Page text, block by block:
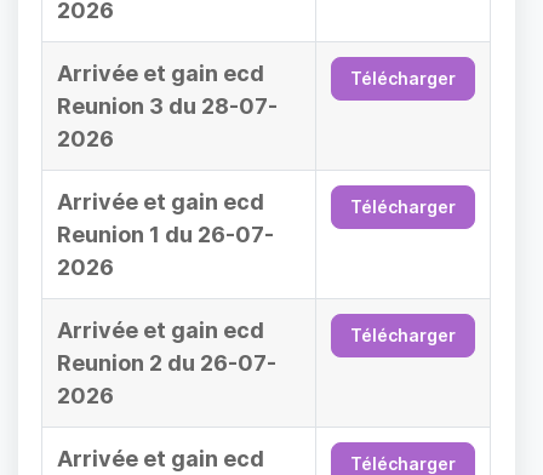
2026
Arrivée et gain ecd
Reunion 3 du 28-07-
2026
Télécharger
Arrivée et gain ecd
Reunion 1 du 26-07-
2026
Télécharger
Arrivée et gain ecd
Reunion 2 du 26-07-
2026
Télécharger
Arrivée et gain ecd
Télécharger